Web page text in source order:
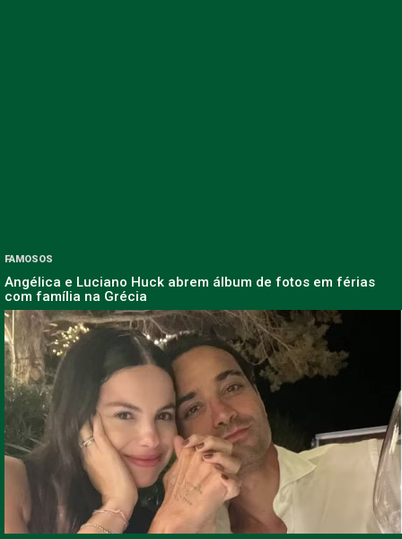
FAMOSOS
Angélica e Luciano Huck abrem álbum de fotos em férias
com família na Grécia